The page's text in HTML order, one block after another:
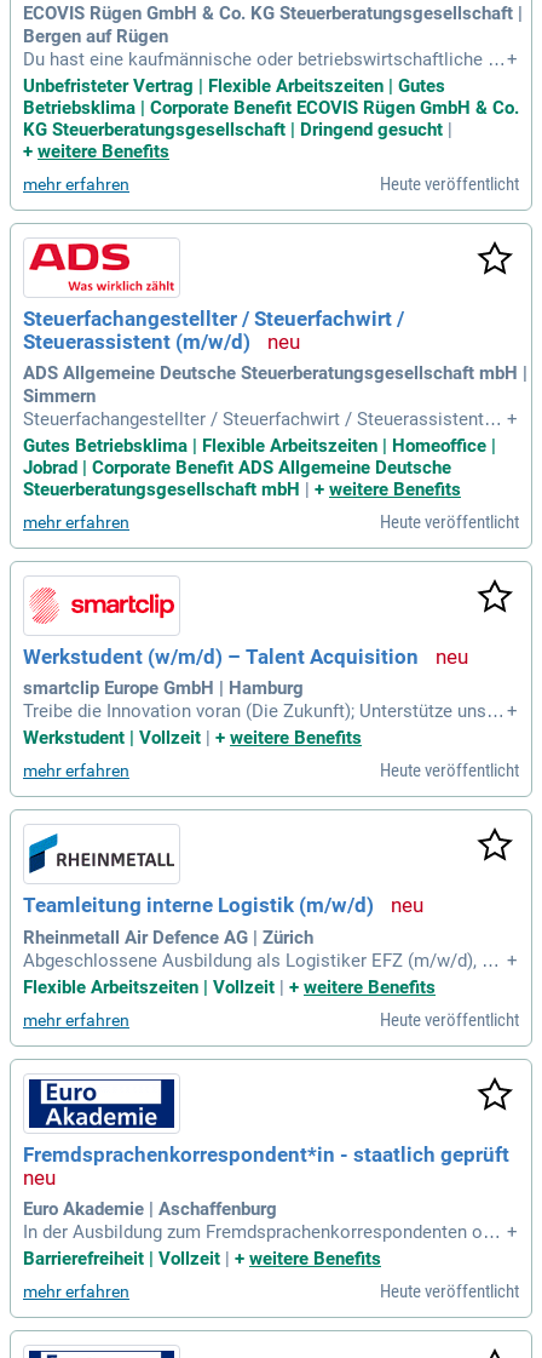
ECOVIS Rügen GmbH & Co. KG Steuerberatungsgesellschaft |
Bergen auf Rügen
Du hast eine kaufmännische oder betriebswirtschaftliche A
usbildung beziehungsweise ein Studium abgeschlossen – b
eispielsweise in den Bereichen Steuern, Betriebswirtschaft
oder Wirtschaftsinformatik.
+
Unbefristeter Vertrag | Flexible Arbeitszeiten | Gutes
Betriebsklima | Corporate Benefit ECOVIS Rügen GmbH & Co.
KG Steuerberatungsgesellschaft | Dringend gesucht |
+ weitere Benefits
mehr erfahren Heute veröffentlicht
Steuerfachangestellter / Steuerfachwirt /
Steuerassistent (m/w/d)
ADS Allgemeine Deutsche Steuerberatungsgesellschaft mbH |
Simmern
Steuerfachangestellter / Steuerfachwirt / Steuerassistent
(m/w/d): Am Standort Simmern. Als Teil der EDEKA-Gruppe
sind wir deutschlandweit tätig – mit umfassender Expertise
in Steuern, Finanzen und Betriebswirtschaft.
+
Gutes Betriebsklima | Flexible Arbeitszeiten | Homeoffice |
Jobrad | Corporate Benefit ADS Allgemeine Deutsche
Steuerberatungsgesellschaft mbH | + weitere Benefits
mehr erfahren Heute veröffentlicht
Werkstudent (w/m/d) – Talent Acquisition
smartclip Europe GmbH | Hamburg
Treibe die Innovation voran (Die Zukunft); Unterstütze uns d
abei, TA von einem Prozess in einen strategischen Vorteil z
ue KI-Tools, um unser Recruiting smarter, schneller und effiz
ienter zu gestalten
+
Werkstudent | Vollzeit
+ weitere Benefits
mehr erfahren Heute veröffentlicht
Teamleitung interne Logistik (m/w/d)
Rheinmetall Air Defence AG | Zürich
Abgeschlossene Ausbildung als Logistiker EFZ (m/w/d), mi
t Weiterbildung zur Logistikfachperson oder im Bereich Betr
hrige Erfahrung im Logistikmanagement, idealerweise in ein
em Produktionsumfeld
+
Flexible Arbeitszeiten | Vollzeit | + weitere Benefits
mehr erfahren Heute veröffentlicht
Fremdsprachenkorrespondent*in - staatlich geprüft
Euro Akademie | Aschaffenburg
In der Ausbildung zum Fremdsprachenkorrespondenten ode
r zur Fremdsprachenkorrespondentin wirst du deine Sprachk
e IT-Fähigkeiten auf den neuesten Stand bringen.
+
Barrierefreiheit | Vollzeit | + weitere Benefits
mehr erfahren Heute veröffentlicht